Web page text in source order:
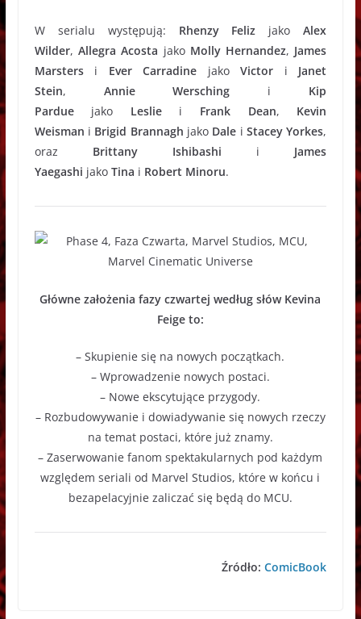
W serialu występują: Rhenzy Feliz jakoAlex
Wilder, Allegra Acosta jako Molly Hernandez, James
Marstersi Ever Carradine jakoVictor i Janet
Stein, Annie Wersching i Kip
Parduejako Lesliei Frank Dean, Kevin
Weisman i Brigid Brannagh jako Dale i Stacey Yorkes,
oraz Brittany Ishibashi i James
Yaegashi jako Tina i Robert Minoru.
Główne założenia fazy czwartej według słów Kevina
Feige to:
– Skupienie się na nowych początkach.
– Wprowadzenie nowych postaci.
– Nowe ekscytujące przygody.
– Rozbudowywanie i dowiadywanie się nowych rzeczy
na temat postaci, które już znamy.
– Zaserwowanie fanom spektakularnych pod każdym
względem seriali od Marvel Studios, które w końcu i
bezapelacyjnie zaliczać się będą do MCU.
Źródło:ComicBook